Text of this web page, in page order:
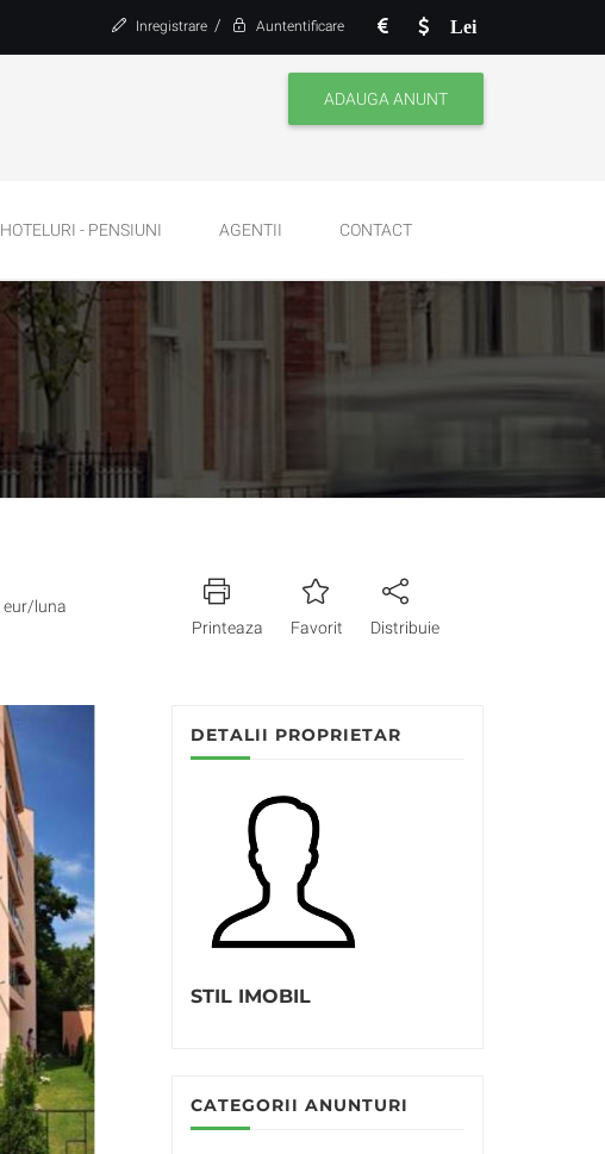
Lei
Inregistrare / Auntentificare
ADAUGA ANUNT
HOTELURI - PENSIUNI AGENTII CONTACT
eur/luna
Printeaza
Favorit Distribuie
DETALII PROPRIETAR
STIL IMOBIL
CATEGORII ANUNTURI